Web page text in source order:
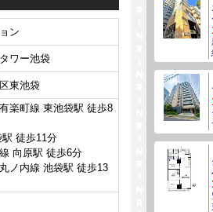
ン
ワー池袋
東池袋
楽町線 東池袋駅 徒歩8
徒歩11分
向原駅 徒歩6分
ノ内線 池袋駅 徒歩13